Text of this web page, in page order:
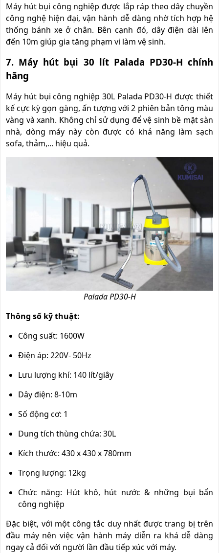
Máy hút bụi công nghiệp được lắp ráp theo dây chuyền
công nghệ hiện đại, vận hành dễ dàng nhờ tích hợp hệ
thống bánh xe ở chân. Bên cạnh đó, dây điện dài lên
đến 10m giúp gia tăng phạm vi làm vệ sinh.
7. Máy hút bụi 30 lít Palada PD30-H chính
hãng
Máy hút bụi công nghiệp 30L Palada PD30-H được thiết
kế cực kỳ gọn gàng, ấn tượng với 2 phiên bản tông màu
vàng và xanh. Không chỉ sử dụng để vệ sinh bề mặt sàn
nhà, dòng máy này còn được có khả năng làm sạch
sofa, thảm,... hiệu quả.
Palada PD30-H
Thông số kỹ thuật:
Công suất: 1600W
Điện áp: 220V- 50Hz
Lưu lượng khí: 140 lít/giây
Dây điện: 8-10m
Số động cơ: 1
Dung tích thùng chứa: 30L
Kích thước: 430 x 430 x 780mm
Trọng lượng: 12kg
Chức năng: Hút khô, hút nước & những bụi bẩn
công nghiệp
Đặc biệt, với một công tắc duy nhất được trang bị trên
đầu máy nên việc vận hành máy diễn ra khá dễ dàng
ngay cả đối với người lần đầu tiếp xúc với máy.